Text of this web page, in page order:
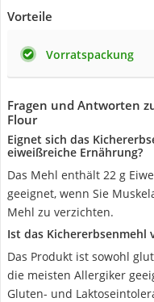
Vorteile
Vorratspackung
Fragen und Antworten
Flour
Eignet sich das
eiweißreiche Ernährung?
Das Mehl enthält 22 g
geeignet, wenn Sie
Mehl zu verzichten.
Ist das Kichererbsenmehl
Das Produkt ist sowohl
die meisten Allergiker
Gluten- und